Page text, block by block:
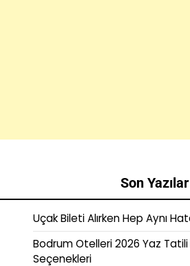
Son Yazılar
Uçak Bileti Alırken Hep Aynı
Bodrum Otelleri 2026 Yaz
Seçenekleri